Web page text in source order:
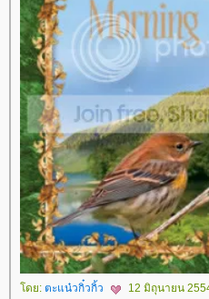
ดย: ตะแน๋วกิ๋วกิ้ว 12 มิถุนายน